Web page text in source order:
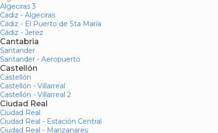
Algeciras 3
Cadiz - Algeciras
Cádiz - El Puerto de Sta María
Cádiz - Jerez
Cantabria
Santander
Santander - Aeropuerto
Castellón
Castellón
Castellón - Villarreal
Castellón - Villarreal 2
Ciudad Real
Ciudad Real
Ciudad Real - Estación Central
Ciudad Real - Manzanares